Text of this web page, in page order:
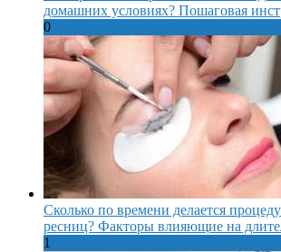
домашних условиях? Пошаговая
0
Сколько по времени делается
ресниц? Факторы влияющие на
1